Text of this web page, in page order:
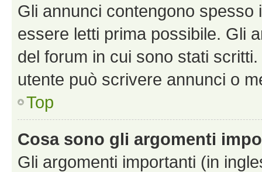
Gli annunci contengono
essere letti prima possibile. Gli
del forum in cui sono stati
utente può scrivere annunci o
Top
Cosa sono gli argomenti
Gli argomenti importanti (in